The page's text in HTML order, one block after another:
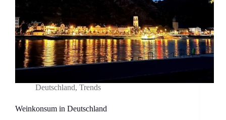
Deutschland, Trends
Weinkonsum in Deutschland